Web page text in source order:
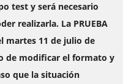
test y será necesario
realizarla. La PRUEBA
martes 11 de julio de
de modificar el formato y
que la situación